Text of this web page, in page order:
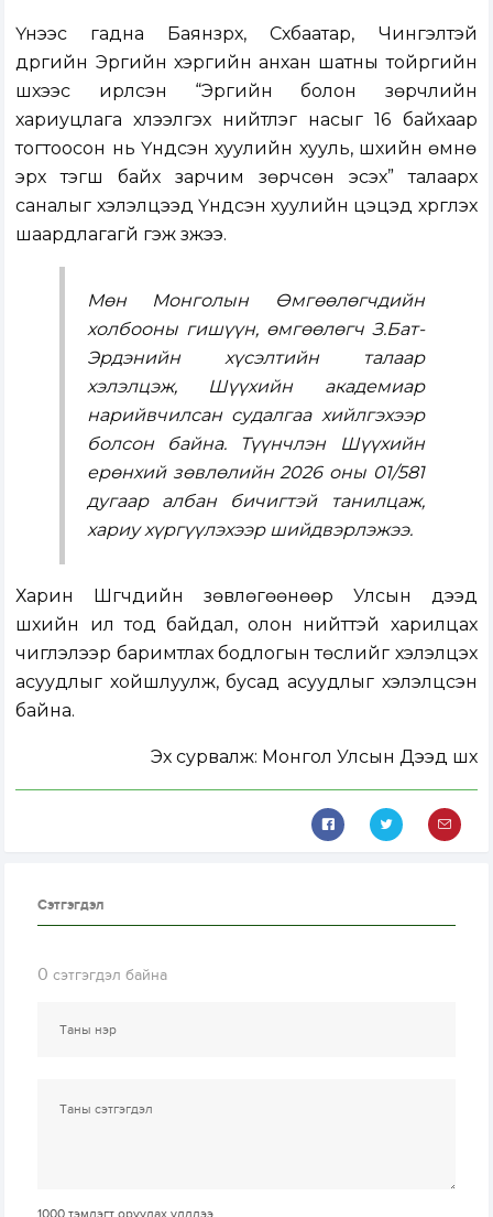
Үүнээс гадна Баянзүрх, Сүхбаатар, Чингэлтэй
дүүргийн Эрүүгийн хэргийн анхан шатны тойргийн
шүүхээс ирүүлсэн “Эрүүгийн болон зөрчлийн
хариуцлага хүлээлгэх нийтлэг насыг 16 байхаар
тогтоосон нь Үндсэн хуулийн хууль, шүүхийн өмнө
эрх тэгш байх зарчим зөрчсөн эсэх” талаарх
саналыг хэлэлцээд Үндсэн хуулийн цэцэд хүргүүлэх
шаардлагагүй гэж үзжээ.
Мөн Монголын Өмгөөлөгчдийн
холбооны гишүүн, өмгөөлөгч З.Бат-
Эрдэнийн хүсэлтийн талаар
хэлэлцэж, Шүүхийн академиар
нарийвчилсан судалгаа хийлгэхээр
болсон байна. Түүнчлэн Шүүхийн
ерөнхий зөвлөлийн 2026 оны 01/581
дугаар албан бичигтэй танилцаж,
хариу хүргүүлэхээр шийдвэрлэжээ.
Харин Шүүгчдийн зөвлөгөөнөөр Улсын дээд
шүүхийн ил тод байдал, олон нийттэй харилцах
чиглэлээр баримтлах бодлогын төслийг хэлэлцэх
асуудлыг хойшлуулж, бусад асуудлыг хэлэлцсэн
байна.
Эх сурвалж: Монгол Улсын Дээд шүүх
Сэтгэгдэл
0 сэтгэгдэл байна